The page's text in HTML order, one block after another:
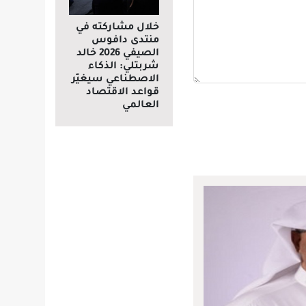
خلال مشاركته في
منتدى دافوس
الصيفي 2026 خالد
شربتلي: الذكاء
الاصطناعي سيغيّر
قواعد الاقتصاد
العالمي